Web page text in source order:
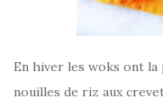
En hiver les woks ont la
nouilles de riz aux